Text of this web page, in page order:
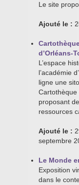
Le site
Ajouté le :
d’Orléans-
L’espace
l’académie
ligne une
Cartothèque
proposant
ressources
Ajouté le :
septembre
Le Monde
Exposition
dans le